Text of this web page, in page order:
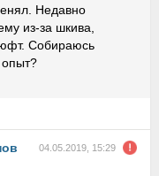
Недавно
из-за шкива,
Собираюсь
04.05.2019, 15:29